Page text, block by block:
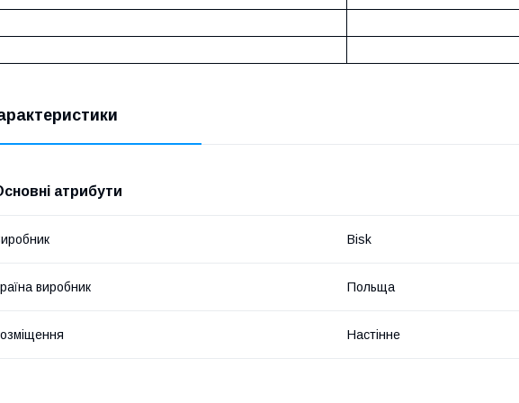
атрибути
Bisk
виробник Польща
Настінне